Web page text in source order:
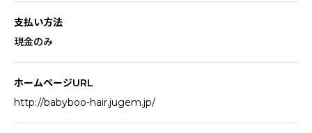
支払い方法
現金のみ
ホームページURL
http://babyboo-hair.jugem.jp/